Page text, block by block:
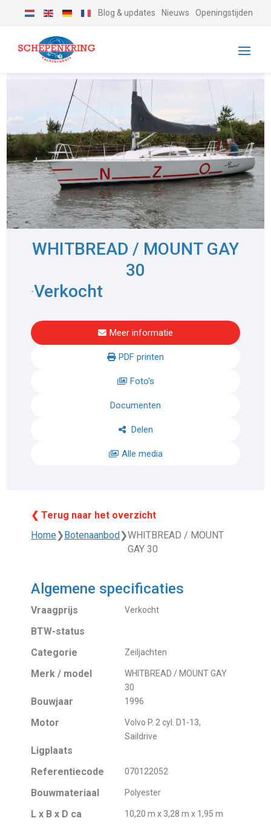
Blog & updates Nieuws Openingstijden
WHITBREAD / MOUNT GAY
30
-Verkocht
Meer informatie
PDF printen
Foto's
Documenten
Delen
Alle media
❮ Terug naar het overzicht
Home❯Botenaanbod❯WHITBREAD / MOUNT
GAY 30
Algemene specificaties
Vraagprijs Verkocht
BTW-status
Categorie
Zeiljachten
Merk / model
WHITBREAD / MOUNT GAY
30
Bouwjaar 1996
Motor
Volvo P. 2 cyl. D1-13,
Saildrive
Ligplaats
Referentiecode
070122052
Bouwmateriaal Polyester
L x B x D ca 10,20 m x 3,28 m x 1,95 m